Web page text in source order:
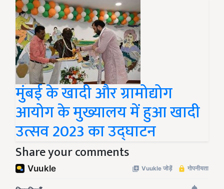
मुंबई के खादी और ग्रामोद्योग
आयोग के मुख्यालय में हुआ खादी
उत्सव 2023 का उद्घाटन
Share your comments